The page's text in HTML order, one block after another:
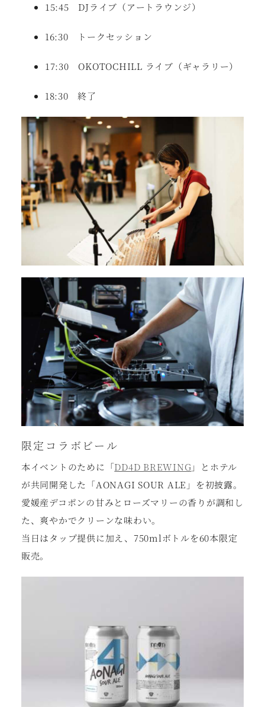
15:45 DJライブ（アートラウンジ）
16:30 トークセッション
17:30 OKOTOCHILL ライブ（ギャラリー）
18:30 終了
限定コラボビール
本イベントのために「DD4D BREWING」とホテル
が共同開発した「AONAGI SOUR ALE」を初披露。
愛媛産デコポンの甘みとローズマリーの香りが調和し
た、爽やかでクリーンな味わい。
当日はタップ提供に加え、750mlボトルを60本限定
販売。